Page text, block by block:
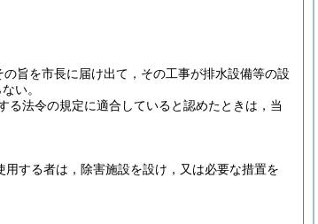
旨を市長に届け出て，その工事が排水設備等の設
い。
法令の規定に適合していると認めたときは，当
する者は，除害施設を設け，又は必要な措置を